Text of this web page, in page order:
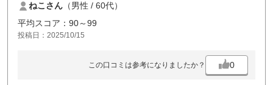
する気にならない。
ねこさん （男性 / 60代）
平均スコア：90～99
投稿日：2025/10/15
この口コミは参考になりましたか？ 0